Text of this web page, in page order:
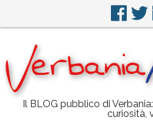
Il BLOG pubblico di
curiosità,